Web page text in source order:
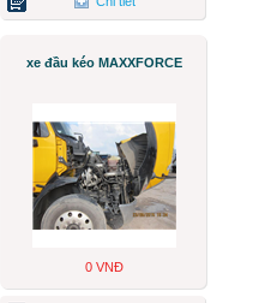
xe đầu kéo MAXXFORCE
0 VNĐ